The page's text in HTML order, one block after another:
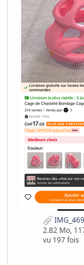
2.82 Mo,
vu 197 fois